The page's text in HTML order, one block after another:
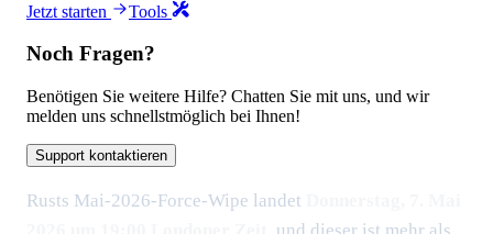
Jetzt starten Tools
Noch Fragen?
Benötigen Sie weitere Hilfe? Chatten Sie mit uns, und wir
melden uns schnellstmöglich bei Ihnen!
Support kontaktieren
Rusts Mai-2026-Force-Wipe landet